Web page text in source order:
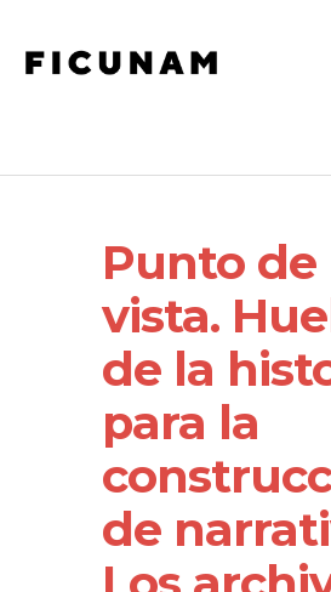
Punto de
vista.
de la
para la
de